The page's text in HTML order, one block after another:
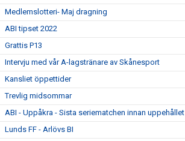
Medlemslotteri- Maj dragning
ABI tipset 2022
Grattis P13
Intervju med vår A-lagstränare av Skånesport
Kansliet öppettider
Trevlig midsommar
ABI - Uppåkra - Sista seriematchen innan uppehållet
Lunds FF - Arlövs BI